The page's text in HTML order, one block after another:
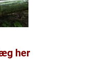
her